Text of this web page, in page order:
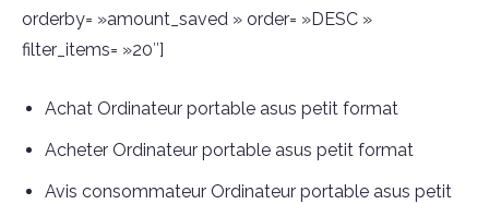
orderby= »amount_saved » order= »DESC »
filter_items= »20″]
Achat Ordinateur portable asus petit format
Acheter Ordinateur portable asus petit format
Avis consommateur Ordinateur portable asus petit